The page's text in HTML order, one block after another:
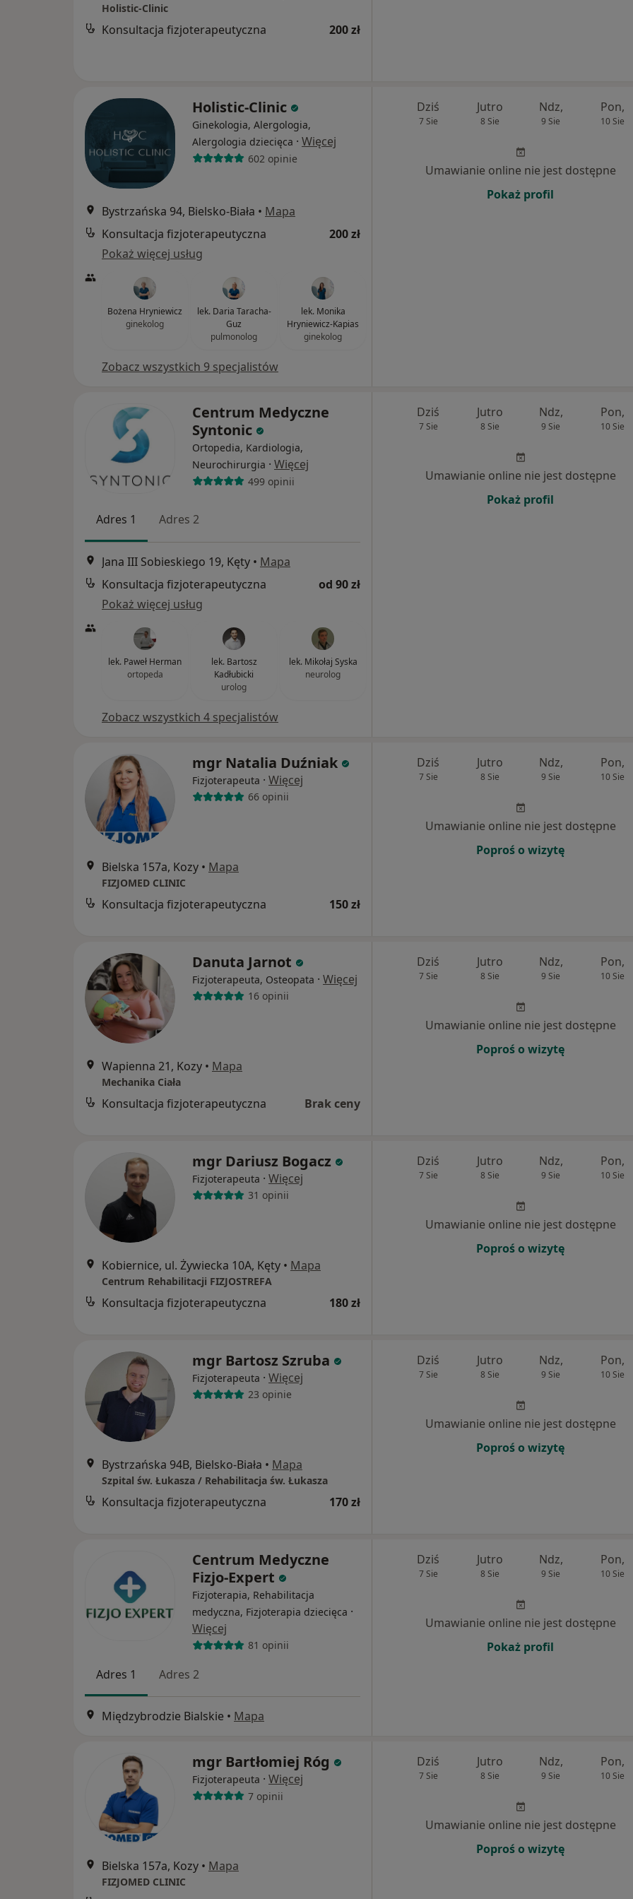
Holistic-Clinic
Konsultacja fizjoterapeutyczna 200 zł
Holistic-Clinic
Ginekologia, Alergologia,
Alergologia dziecięca · Więcej
602 opinie
Bystrzańska 94, Bielsko-Biała • Mapa
Konsultacja fizjoterapeutyczna
200 zł
Pokaż więcej usług
Bożena Hryniewicz
ginekolog
lek. Daria Taracha-
Guz
pulmonolog
lek. Monika
Hryniewicz-Kapias
ginekolog
Zobacz wszystkich 9 specjalistów
Dziś
7 Sie
Jutro
8 Sie
Ndz,
9 Sie
Pon,
10 Sie
Umawianie online nie jest dostępne
Pokaż profil
Centrum Medyczne
Syntonic
Ortopedia, Kardiologia,
Neurochirurgia · Więcej
499 opinii
Adres 1 Adres 2
Jana III Sobieskiego 19, Kęty • Mapa
Konsultacja fizjoterapeutyczna
od 90 zł
Pokaż więcej usług
lek. Paweł Herman
ortopeda
lek. Bartosz
Kadłubicki
urolog
lek. Mikołaj Syska
neurolog
Zobacz wszystkich 4 specjalistów
Dziś
7 Sie
Jutro
8 Sie
Ndz,
9 Sie
Pon,
10 Sie
Umawianie online nie jest dostępne
Pokaż profil
mgr Natalia Duźniak
Fizjoterapeuta · Więcej
66 opinii
Bielska 157a, Kozy • Mapa
FIZJOMED CLINIC
Konsultacja fizjoterapeutyczna 150 zł
Dziś
7 Sie
Jutro
8 Sie
Ndz,
9 Sie
Pon,
10 Sie
Umawianie online nie jest dostępne
Poproś o wizytę
Danuta Jarnot
Fizjoterapeuta, Osteopata · Więcej
16 opinii
Wapienna 21, Kozy • Mapa
Mechanika Ciała
Konsultacja fizjoterapeutyczna Brak ceny
Dziś
7 Sie
Jutro
8 Sie
Ndz,
9 Sie
Pon,
10 Sie
Umawianie online nie jest dostępne
Poproś o wizytę
mgr Dariusz Bogacz
Fizjoterapeuta · Więcej
31 opinii
Kobiernice, ul. Żywiecka 10A, Kęty • Mapa
Centrum Rehabilitacji FIZJOSTREFA
Konsultacja fizjoterapeutyczna 180 zł
Dziś
7 Sie
Jutro
8 Sie
Ndz,
9 Sie
Pon,
10 Sie
Umawianie online nie jest dostępne
Poproś o wizytę
mgr Bartosz Szruba
Fizjoterapeuta · Więcej
23 opinie
Bystrzańska 94B, Bielsko-Biała • Mapa
Szpital św. Łukasza / Rehabilitacja św. Łukasza
Konsultacja fizjoterapeutyczna 170 zł
Dziś
7 Sie
Jutro
8 Sie
Ndz,
9 Sie
Pon,
10 Sie
Umawianie online nie jest dostępne
Poproś o wizytę
Centrum Medyczne
Fizjo-Expert
Fizjoterapia, Rehabilitacja
medyczna, Fizjoterapia dziecięca ·
Więcej
81 opinii
Adres 1 Adres 2
Międzybrodzie Bialskie • Mapa
Dziś
7 Sie
Jutro
8 Sie
Ndz,
9 Sie
Pon,
10 Sie
Umawianie online nie jest dostępne
Pokaż profil
mgr Bartłomiej Róg
Fizjoterapeuta · Więcej
7 opinii
Bielska 157a, Kozy • Mapa
FIZJOMED CLINIC
Dziś
7 Sie
Jutro
8 Sie
Ndz,
9 Sie
Pon,
10 Sie
Umawianie online nie jest dostępne
Poproś o wizytę